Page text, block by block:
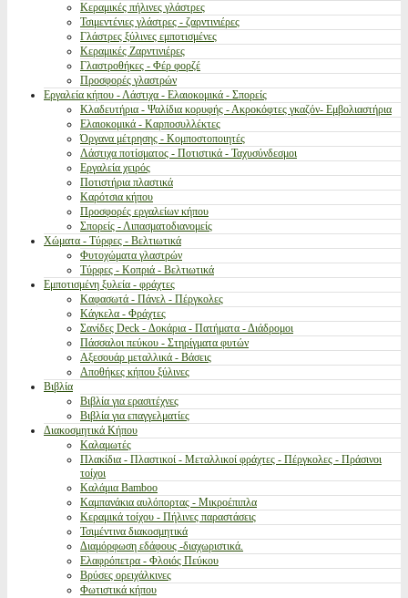
Κεραμικές πήλινες γλάστρες
Τσιμεντένιες γλάστρες - ζαρντινιέρες
Γλάστρες ξύλινες εμποτισμένες
Κεραμικές Ζαρντινιέρες
Γλαστροθήκες - Φέρ φορζέ
Προσφορές γλαστρών
Εργαλεία κήπου - Λάστιχα - Ελαιοκομικά - Σπορείς
Κλαδευτήρια - Ψαλίδια κορυφής - Ακροκόφτες γκαζόν- Εμβολιαστήρια
Ελαιοκομικά - Καρποσυλλέκτες
Όργανα μέτρησης - Κομποστοποιητές
Λάστιχα ποτίσματος - Ποτιστικά - Ταχυσύνδεσμοι
Εργαλεία χειρός
Ποτιστήρια πλαστικά
Καρότσια κήπου
Προσφορές εργαλείων κήπου
Σπορείς - Λιπασματοδιανομείς
Χώματα - Τύρφες - Βελτιωτικά
Φυτοχώματα γλαστρών
Τύρφες - Κοπριά - Βελτιωτικά
Εμποτισμένη ξυλεία - φράχτες
Καφασωτά - Πάνελ - Πέργκολες
Κάγκελα - Φράχτες
Σανίδες Deck - Δοκάρια - Πατήματα - Διάδρομοι
Πάσσαλοι πεύκου - Στηρίγματα φυτών
Αξεσουάρ μεταλλικά - Βάσεις
Αποθήκες κήπου ξύλινες
Βιβλία
Βιβλία για ερασιτέχνες
Βιβλία για επαγγελματίες
Διακοσμητικά Κήπου
Καλαμωτές
Πλακίδια - Πλαστικοί - Μεταλλικοί φράχτες - Πέργκολες - Πράσινοι
τοίχοι
Καλάμια Bamboo
Καμπανάκια αυλόπορτας - Μικροέπιπλα
Κεραμικά τοίχου - Πήλινες παραστάσεις
Τσιμέντινα διακοσμητικά
Διαμόρφωση εδάφους -διαχωριστικά.
Ελαφρόπετρα - Φλοιός Πεύκου
Βρύσες ορειχάλκινες
Φωτιστικά κήπου